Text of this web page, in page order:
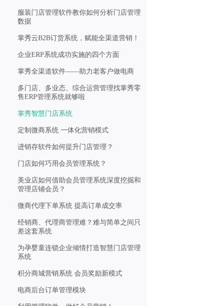
服装门店管理软件教你如何分析门店管理
数据
掌秀云B2B订货系统，赋能全渠道营销！
企业ERP系统成功实施的四个方面
掌秀全渠道软件——助力老客户做电商
多门店、多业态、综合运营管理找掌秀零
售ERP管理系统就够啦
掌秀智慧门店系统
定制微商系统 一体化营销模式
进销存软件如何提升门店管理？
门店如何巧用会员管理系统？
美业店如何借助会员管理系统深度挖掘和
管理店铺会员？
微商代理下单系统 提高订单成交率
经销商、代理商管理难？难与简单之间只
差这套系统
为孕婴童连锁企业倾情打造智慧门店管理
系统
积分商城营销系统 会员奖励新模式
电商后台订单管理模块